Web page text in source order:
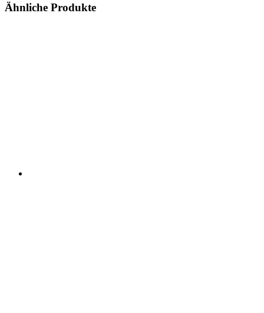
Ähnliche Produkte